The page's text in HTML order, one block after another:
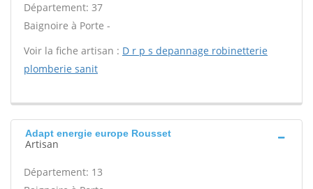
Département: 37
Baignoire à Porte -
Voir la fiche artisan : D r p s depannage robinetterie
plomberie sanit
Adapt energie europe Rousset
Artisan
Département: 13